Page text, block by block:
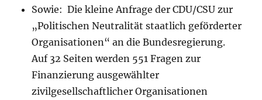
Sowie: Die kleine Anfrage der CDU/CSU zur
„Politischen Neutralität staatlich geförderter
Organisationen“ an die Bundesregierung.
Auf 32 Seiten werden 551 Fragen zur
Finanzierung ausgewählter
zivilgesellschaftlicher Organisationen